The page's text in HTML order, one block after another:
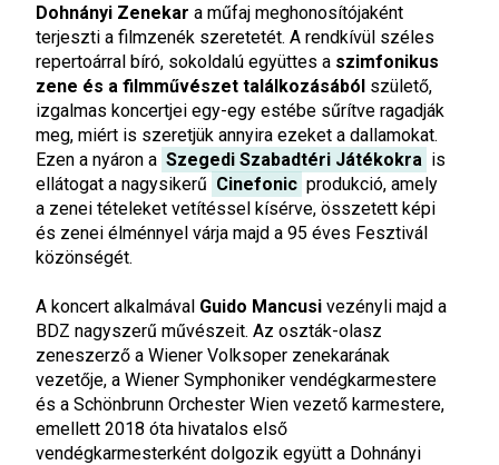
Dohnányi Zenekar a műfaj meghonosítójaként
terjeszti a filmzenék szeretetét. A rendkívül széles
repertoárral bíró, sokoldalú együttes a szimfonikus
zene és a filmművészet találkozásából születő,
izgalmas koncertjei egy-egy estébe sűrítve ragadják
meg, miért is szeretjük annyira ezeket a dallamokat.
Ezen a nyáron a Szegedi Szabadtéri Játékokra is
ellátogat a nagysikerű Cinefonic produkció, amely
a zenei tételeket vetítéssel kísérve, összetett képi
és zenei élménnyel várja majd a 95 éves Fesztivál
közönségét.
A koncert alkalmával Guido Mancusi vezényli majd a
BDZ nagyszerű művészeit. Az oszták-olasz
zeneszerző a Wiener Volksoper zenekarának
vezetője, a Wiener Symphoniker vendégkarmestere
és a Schönbrunn Orchester Wien vezető karmestere,
emellett 2018 óta hivatalos első
vendégkarmesterként dolgozik együtt a Dohnányi